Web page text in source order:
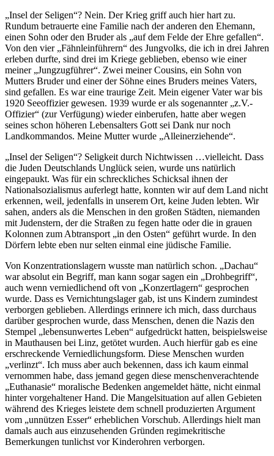
Insel der Seligen ? Nein. Der Krieg griff auch hier hart zu.
Rundum betrauerte eine Familie nach der anderen den Ehemann,
einen Sohn oder den Bruder als
auf dem Felde der Ehre gefallen .
Von den vier Fähnleinführern
des Jungvolks, die ich in drei Jahren
erleben durfte, sind drei im Kriege geblieben, ebenso wie einer
meiner Jungzugführer . Zwei meiner Cousins, ein Sohn von
Mutters Bruder und einer der Söhne eines Bruders meines Vaters,
sind gefallen. Es war eine traurige Zeit. Mein eigener Vater war bis
1920 Seeoffizier gewesen. 1939 wurde er als sogenannter z.V.-
Offizier
(zur Verfügung) wieder einberufen, hatte aber wegen
seines schon höheren Lebensalters Gott sei Dank nur noch
Landkommandos. Meine Mutter wurde
Alleinerziehende .
Insel der Seligen ? Seligkeit durch Nichtwissen …vielleicht. Dass
die Juden Deutschlands Unglück seien, wurde uns natürlich
eingepaukt. Was für ein schreckliches Schicksal ihnen der
Nationalsozialismus auferlegt hatte, konnten wir auf dem Land nicht
erkennen, weil, jedenfalls in unserem Ort, keine Juden lebten. Wir
sahen, anders als die Menschen in den großen Städten, niemanden
mit Judenstern, der die Straßen zu fegen hatte oder die in grauen
Kolonnen zum Abtransport
in den Osten
geführt wurde. In den
Dörfern lebte eben nur selten einmal eine jüdische Familie.
Von Konzentrationslagern wusste man natürlich schon.
Dachau
war absolut ein Begriff, man kann sogar sagen ein
Drohbegriff ,
auch wenn verniedlichend oft von
Konzertlagern
gesprochen
wurde. Dass es Vernichtungslager gab, ist uns Kindern zumindest
verborgen geblieben. Allerdings erinnere ich mich, dass durchaus
darüber gesprochen wurde, dass Menschen, denen die Nazis den
Stempel
lebensunwertes Leben
aufgedrückt hatten, beispielsweise
in Mauthausen bei Linz, getötet wurden. Auch hierfür gab es eine
erschreckende Verniedlichungsform. Diese Menschen wurden
verlinzt . Ich muss aber auch bekennen, dass ich kaum einmal
vernommen habe, dass jemand gegen diese menschenverachtende
Euthanasie
moralische Bedenken angemeldet hätte, nicht einmal
hinter vorgehaltener Hand. Die Mangelsituation auf allen Gebieten
während des Krieges leistete dem schnell produzierten Argument
vom
unnützen Esser
erheblichen Vorschub. Allerdings hielt man
damals auch aus einzusehenden Gründen regimekritische
Bemerkungen tunlichst vor Kinderohren verborgen.